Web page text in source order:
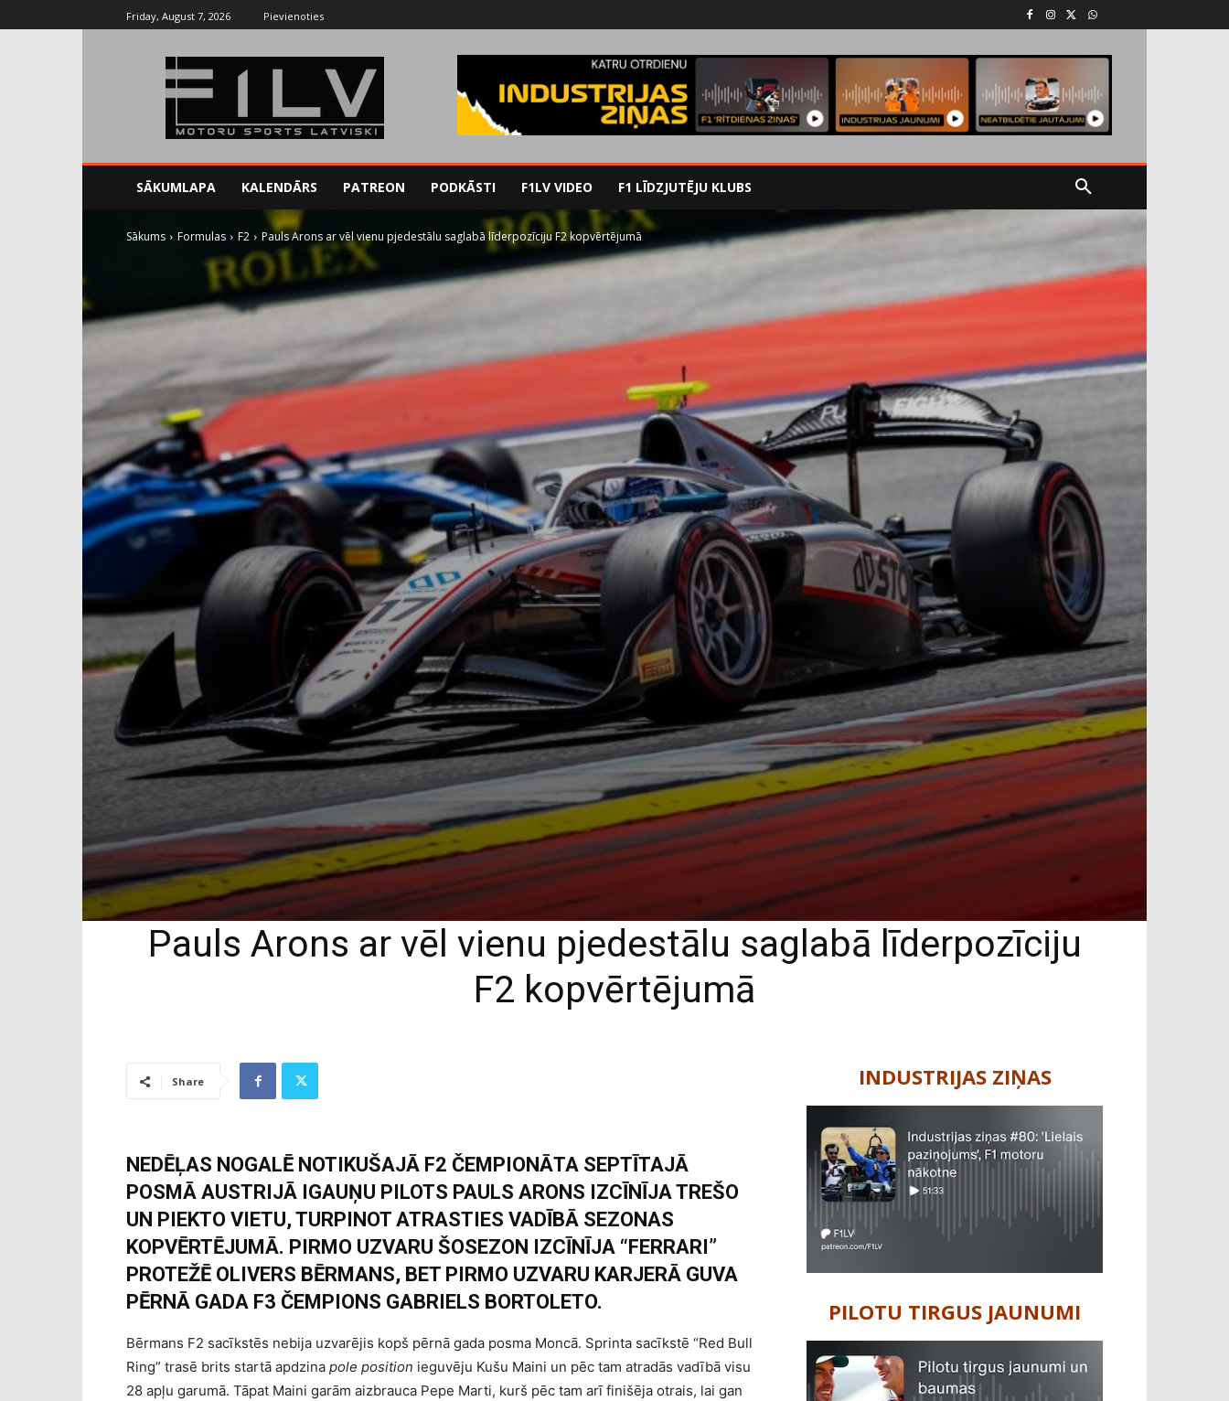
Friday, August 7, 2026 Pievienoties
SĀKUMLAPA KALENDĀRS PATREON PODKĀSTI F1LV VIDEO F1 LĪDZJUTĒJU KLUBS
Sākums Formulas F2 Pauls Arons ar vēl vienu pjedestālu saglabā līderpozīciju F2 kopvērtējumā
Pauls Arons ar vēl vienu pjedestālu saglabā līderpozīciju
F2 kopvērtējumā
Share
NEDĒĻAS NOGALĒ NOTIKUŠAJĀ F2 ČEMPIONĀTA SEPTĪTAJĀ
POSMĀ AUSTRIJĀ IGAUŅU PILOTS PAULS ARONS IZCĪNĪJA TREŠO
UN PIEKTO VIETU, TURPINOT ATRASTIES VADĪBĀ SEZONAS
KOPVĒRTĒJUMĀ. PIRMO UZVARU ŠOSEZON IZCĪNĪJA “FERRARI”
PROTEŽĒ OLIVERS BĒRMANS, BET PIRMO UZVARU KARJERĀ GUVA
PĒRNĀ GADA F3 ČEMPIONS GABRIELS BORTOLETO.
Bērmans F2 sacīkstēs nebija uzvarējis kopš pērnā gada posma Moncā. Sprinta sacīkstē “Red Bull
Ring” trasē brits startā apdzina pole position ieguvēju Kušu Maini un pēc tam atradās vadībā visu
28 apļu garumā. Tāpat Maini garām aizbrauca Pepe Marti, kurš pēc tam arī finišēja otrais, lai gan
INDUSTRIJAS ZIŅAS
PILOTU TIRGUS JAUNUMI